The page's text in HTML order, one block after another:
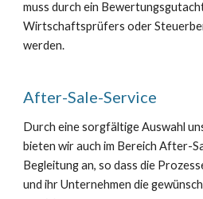
muss durch ein
Wirtschaftsprüfers oder
werden.
After-Sale-Service
Durch eine sorgfältige Auswahl
bieten wir auch im Bereich After-
Begleitung an, so dass die
und ihr Unternehmen die